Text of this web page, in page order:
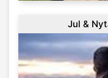
Jul &